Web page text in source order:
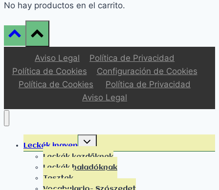
No hay productos en el carrito.
Aviso Legal
Política de Privacidad
Política de Cookies
Configuración de Cookies
Política de Cookies
Política de Privacidad
Aviso Legal
Leckék ingyen
Leckék kezdőknek
Leckék haladóknak
Tesztek